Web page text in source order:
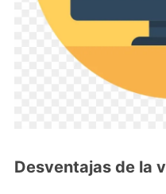
Desventajas de la